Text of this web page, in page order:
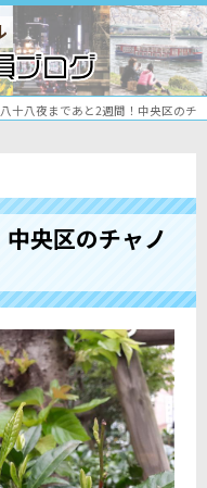
八十八夜まであと2週間！中央区のチ
央区のチャノ